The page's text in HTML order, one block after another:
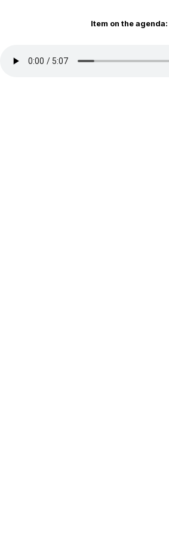
Item on the agenda: